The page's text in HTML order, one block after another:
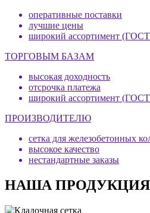
оперативные поставки
лучшие цены
широкий ассортимент
ТОРГОВЫМ БАЗАМ
высокая доходность
отсрочка платежа
широкий ассортимент
ПРОИЗВОДИТЕЛЮ
сетка для железобетонных
высокое качество
нестандартные заказы
НАША ПРОДУКЦИЯ